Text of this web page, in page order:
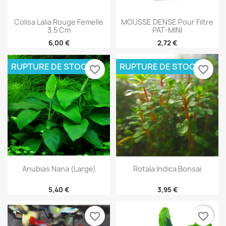
Colisa Lalia Rouge Femelle
3,5 Cm
6,00 €
MOUSSE DENSE Pour Filtre
PAT-MINI
2,72 €
Anubias Nana (large)
5,40 €
RUPTURE DE STOCKfavorite_border
Rotala Indica Bonsai
3,95 €
RUPTURE DE STOCKfavorite_border
favorite_border favorite_border